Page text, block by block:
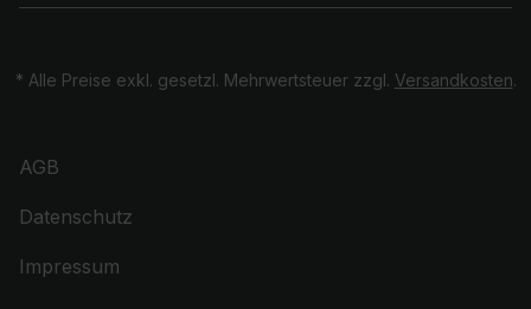
* Alle Preise exkl. gesetzl. Mehrwertsteuer zzgl. Versandkosten.
AGB
Datenschutz
Impressum